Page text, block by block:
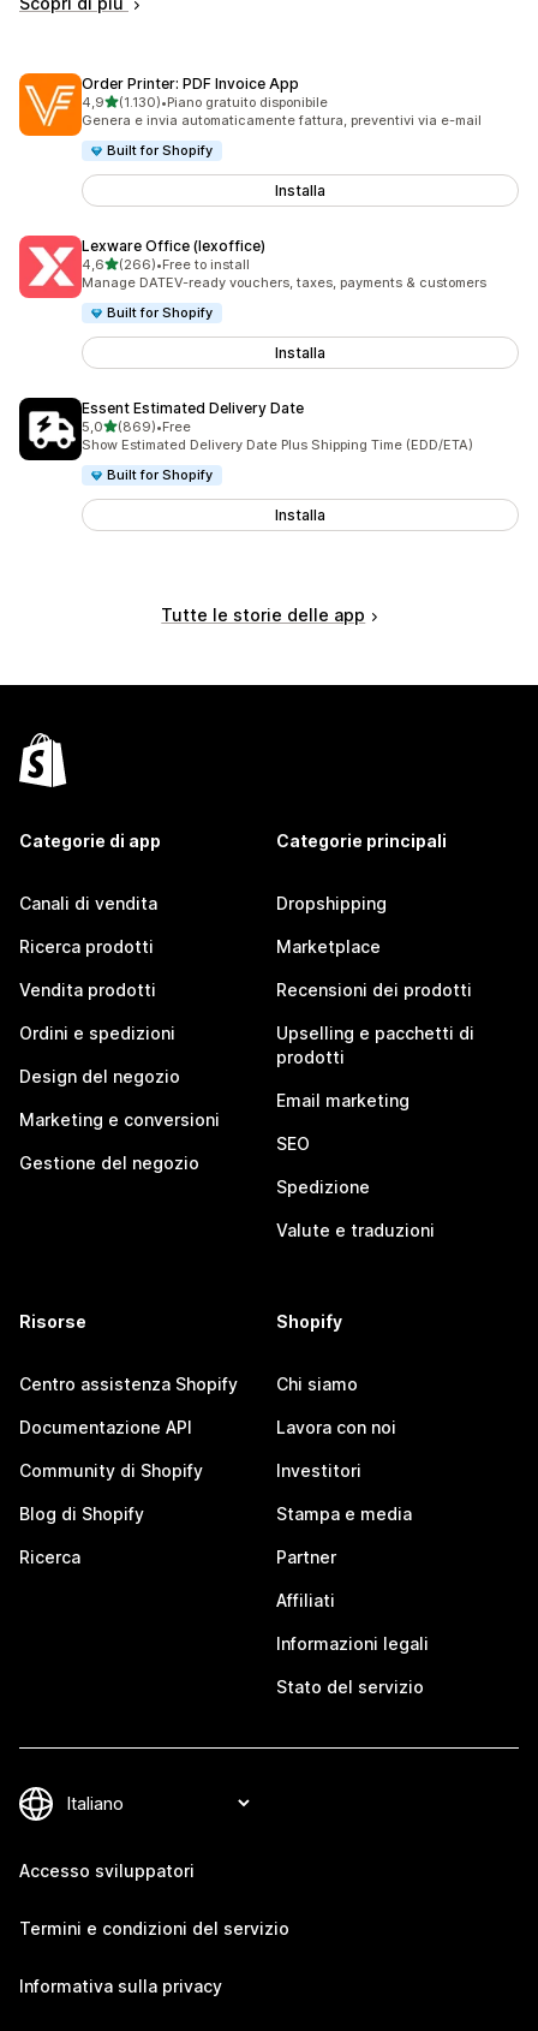
Order Printer: PDF Invoice App
4,9stelle su 5
(1.130)
1130 recensioni totali
•Piano gratuito disponibile
Genera e invia automaticamente fattura, preventivi via e-mail
Built for Shopify
Installa
Lexware Office (lexoffice)
4,6stelle su 5
(266)
266 recensioni totali
•Free to install
Manage DATEV-ready vouchers, taxes, payments & customers
Built for Shopify
Installa
Essent Estimated Delivery Date
5,0stelle su 5
(869)
869 recensioni totali
•Free
Show Estimated Delivery Date Plus Shipping Time (EDD/ETA)
Built for Shopify
Installa
Tutte le storie delle app
Categorie di app
Canali di vendita
Ricerca prodotti
Vendita prodotti
Ordini e spedizioni
Design del negozio
Marketing e conversioni
Gestione del negozio
Categorie principali
Dropshipping
Marketplace
Recensioni dei prodotti
Upselling e pacchetti di
prodotti
Email marketing
SEO
Spedizione
Valute e traduzioni
Risorse
Centro assistenza Shopify
Documentazione API
Community di Shopify
Blog di Shopify
Ricerca
Shopify
Chi siamo
Lavora con noi
Investitori
Stampa e media
Partner
Affiliati
Informazioni legali
Stato del servizio
Accesso sviluppatori
Termini e condizioni del servizio
Informativa sulla privacy